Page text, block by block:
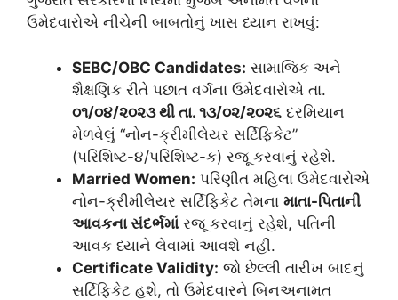
ઉમેદવારોએ નીચેની બાબતોનું ખાસ ધ્યાન રાખવું:
SEBC/OBC Candidates: સામાજિક અને
શૈક્ષણિક રીતે પછાત વર્ગના ઉમેદવારોએ તા.
૦૧/૦૪/૨૦૨૩ થી તા. ૧૩/૦૨/૨૦૨૬ દરમિયાન
મેળવેલું “નોન-ક્રીમીલેયર સર્ટિફિકેટ”
(પરિશિષ્ટ-૪/પરિશિષ્ટ-ક) રજૂ કરવાનું રહેશે.
Married Women: પરિણીત મહિલા ઉમેદવારોએ
નોન-ક્રીમીલેયર સર્ટિફિકેટ તેમના માતા-પિતાની
આવકના સંદર્ભમાંરજૂ કરવાનું રહેશે, પતિની
આવક ધ્યાને લેવામાં આવશે નહીં.
Certificate Validity: જો છેલ્લી તારીખ બાદનું
સર્ટિફિકેટ હશે, તો ઉમેદવારને બિનઅનામત